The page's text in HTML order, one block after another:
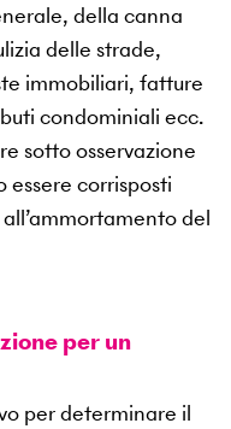
della canna
delle strade,
immobiliari, fatture
condominiali ecc.
sotto osservazione
corrisposti
del
per un
per determinare il